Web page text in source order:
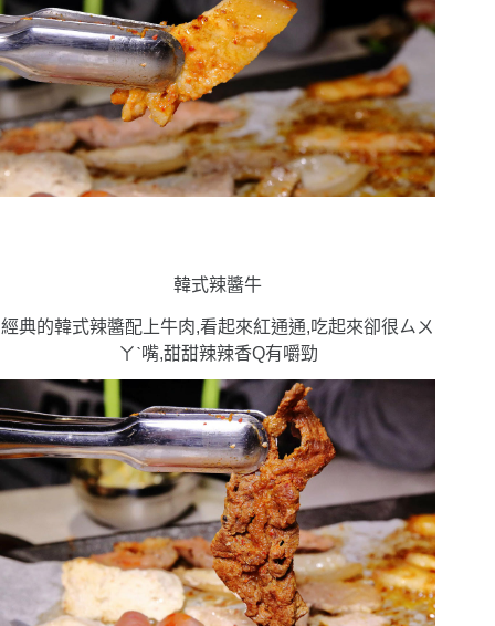
韓式辣醬牛
經典的韓式辣醬配上牛肉,看起來紅通通,吃起來卻很ㄙㄨ
ㄚˋ嘴,甜甜辣辣香Q有嚼勁